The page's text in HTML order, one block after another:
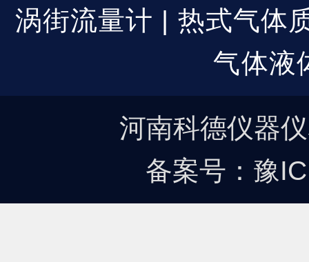
涡街流量计 | 热式气体
气体液
河南科德仪器
备案号： 豫